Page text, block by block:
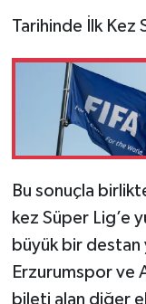
Tarihinde İlk Kez
Bu sonuçla
kez Süper Lig’e
büyük bir destan
Erzurumspor ve
bileti alan diğer